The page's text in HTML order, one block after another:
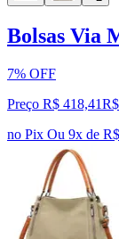
Bolsas Via
7% OFF
Preço R$ 418,41R$
no Pix Ou 9x de